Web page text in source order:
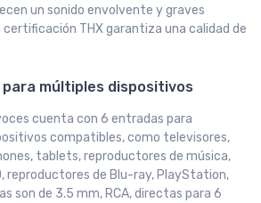
un sonido envolvente y graves
THX garantiza una calidad de
múltiples dispositivos
cuenta con 6 entradas para
compatibles, como televisores,
tablets, reproductores de música,
reproductores de Blu-ray, PlayStation,
son de 3.5 mm, RCA, directas para 6